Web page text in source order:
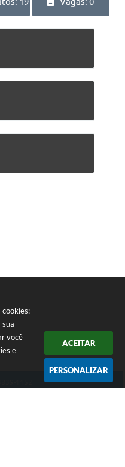
cookies:
sua
você
e
ACEITAR
PERSONALIZAR
- Centro | CEP: 15525-000